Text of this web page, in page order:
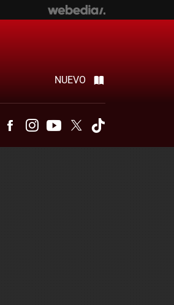
NUEVO
TelegramFacebookInstagramYoutubeTwitter